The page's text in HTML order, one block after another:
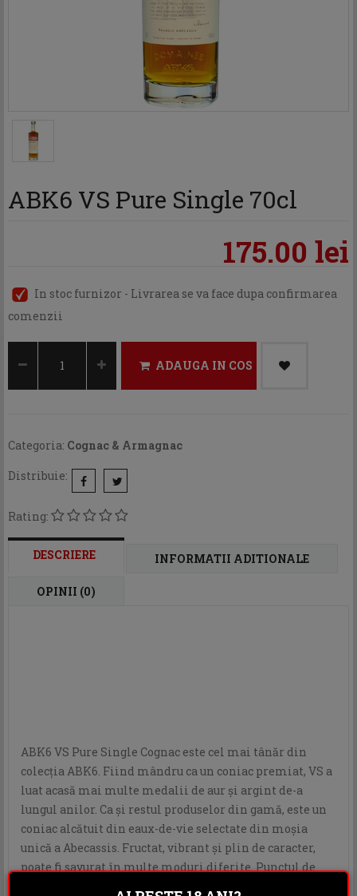
ABK6 VS Pure Single 70cl
175.00 lei
In stoc furnizor - Livrarea se va face dupa confirmarea
comenzii
ADAUGA IN COS
Categoria: Cognac & Armagnac
Distribuie:
Rating:
DESCRIERE INFORMATII ADITIONALE
OPINII (0)
ABK6 VS Pure Single Cognac este cel mai tânăr din
colecția ABK6. Fiind mândru ca un coniac premiat, VS a
luat acasă mai multe medalii de aur și argint de-a
lungul anilor. Ca și restul produselor din gamă, este un
coniac alcătuit din eaux-de-vie selectate din moșia
unică a Abecassis. Fructat, vibrant și plin de caracter,
poate fi savurat în multe moduri diferite. Punctul de